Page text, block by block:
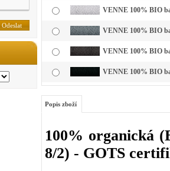
VENNE 100% BIO
VENNE 100% BIO
VENNE 100% BIO
VENNE 100% BIO
Popis zboží
100% organická
8/2) - GOTS